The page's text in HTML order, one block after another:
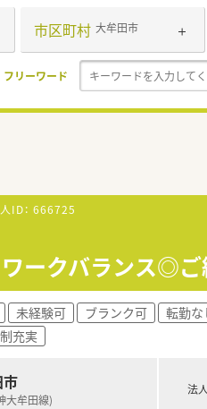
市区町村 大牟田市
フリーワード
ID： 666725
ワークバランス◎
未経験可 ブランク可 転勤な
充実
大牟田線)
法